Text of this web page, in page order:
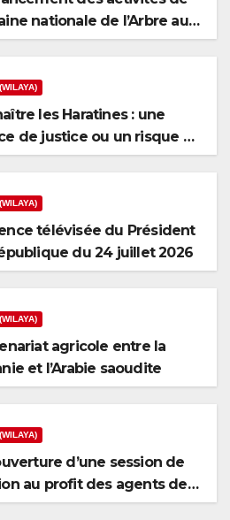
nationale de l’Arbre au
la wilaya du Brakna
les Haratines : une
de justice ou un risque de
nationale ?
télévisée du Président
du 24 juillet 2026
agricole entre la
et l’Arabie saoudite
d’une session de
au profit des agents de
et des caissiers de